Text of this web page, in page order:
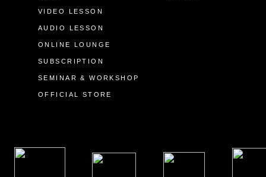
VIDEO LESSON
AUDIO LESSON
ONLINE LOUNGE
SUBSCRIPTION
SEMINAR & WORKSHOP
OFFICIAL STORE